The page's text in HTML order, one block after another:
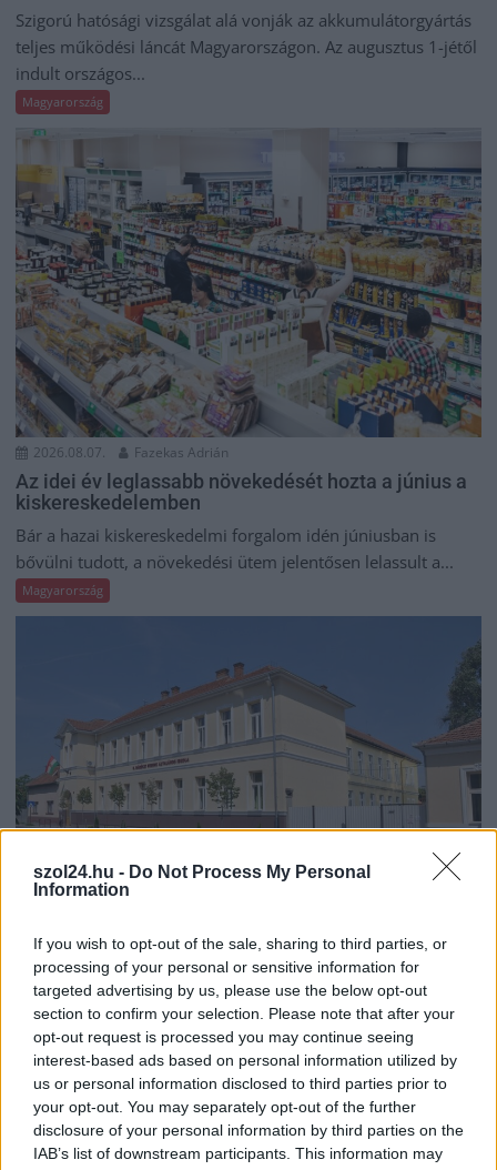
szol24.hu - Do Not Process My Personal
Information
If you wish to opt-out of the sale, sharing to third parties, or
processing of your personal or sensitive information for
targeted advertising by us, please use the below opt-out
section to confirm your selection. Please note that after your
opt-out request is processed you may continue seeing
interest-based ads based on personal information utilized by
us or personal information disclosed to third parties prior to
your opt-out. You may separately opt-out of the further
disclosure of your personal information by third parties on the
IAB’s list of downstream participants. This information may
Szigorú hatósági vizsgálat alá vonják az akkumulátorgyártás
teljes működési láncát Magyarországon. Az augusztus 1-jétől
indult országos...
Magyarország
2026.08.07. Fazekas Adrián
Az idei év leglassabb növekedését hozta a június a
kiskereskedelemben
Bár a hazai kiskereskedelmi forgalom idén júniusban is
bővülni tudott, a növekedési ütem jelentősen lelassult a...
Magyarország
2026.08.07. Kiss Lajos
A Tisza kormány minisztere újabb nagy
változásokról döntött a közoktatásban – például az
iskolaigazgatók visszakapják munkáltatói jogaikat
A Fidesz által felépített torz rendszerben ugyanis egyáltalán
nem az intézményvezetők döntötték el, hogy kineveznek-e,
esetleg...
Magyarország